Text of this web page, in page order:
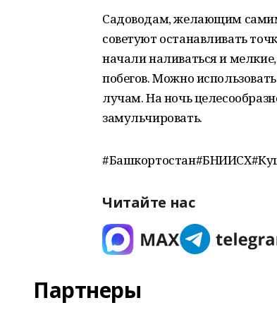
Садоводам, желающим
советуют останавливать
начали наливаться и
побегов. Можно
лучам. На ночь
замульчировать.
Читайте нас
Партнеры